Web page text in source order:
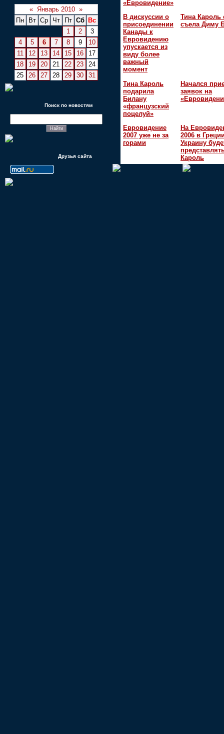
« Январь 2010 »
Пн
Вт Ср Чт Пт Сб
Вс
1
2
3
4
5 6 7 8 9
10
11
12 13 14 15 16
17
18
19 20 21 22 23
24
25
26 27 28 29 30 31
Поиск по новостям
Друзья сайта
«Евровидение»
В дискуссии о
присоединении
Канады к
Евровидению
упускается из
виду более
важный
момент
Тина Кароль
съела Диму
Тина Кароль
подарила
Билану
«французский
поцелуй»
Начался
заявок на
Евровидение
2007 уже не за
горами
На
2006 в
Украину
Кароль